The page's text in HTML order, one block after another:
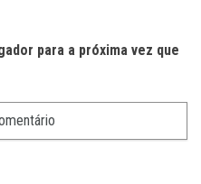
para a próxima vez que